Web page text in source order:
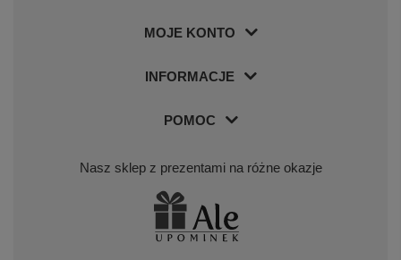
MOJE KONTO
INFORMACJE
POMOC
Nasz sklep z prezentami na różne okazje